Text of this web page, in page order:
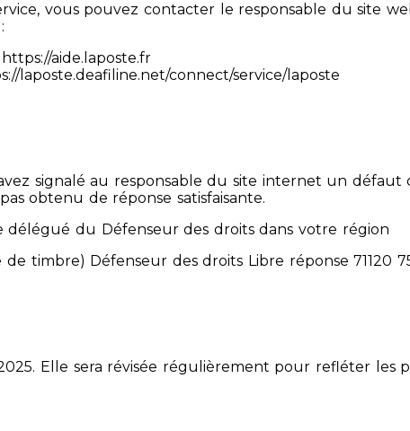
vous pouvez contacter le responsable du site
aide.laposte.fr
laposte.deafiline.net/connect/service/laposte
signalé au responsable du site internet un défaut
obtenu de réponse satisfaisante.
délégué du Défenseur des droits dans votre région
timbre) Défenseur des droits Libre réponse 71120
Elle sera révisée régulièrement pour refléter les